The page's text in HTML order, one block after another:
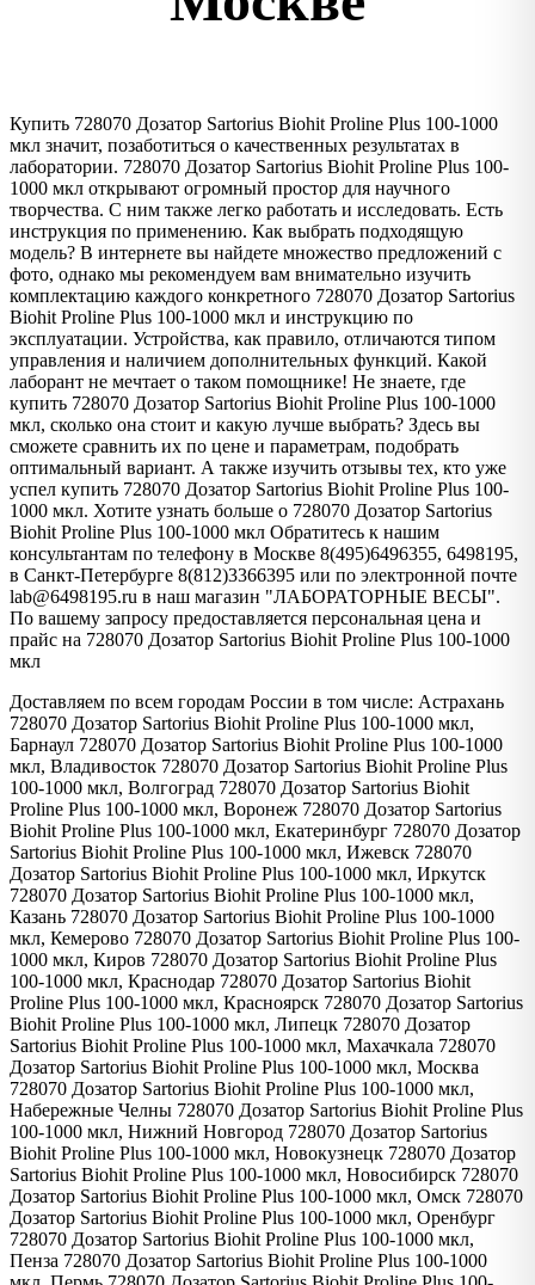
Купить 728070 Дозатор Sartorius Biohit Proline Plus 100-1000
мкл значит, позаботиться о качественных результатах в
лаборатории. 728070 Дозатор Sartorius Biohit Proline Plus 100-
1000 мкл открывают огромный простор для научного
творчества. С ним также легко работать и исследовать. Есть
инструкция по применению. Как выбрать подходящую
модель? В интернете вы найдете множество предложений с
фото, однако мы рекомендуем вам внимательно изучить
комплектацию каждого конкретного 728070 Дозатор Sartorius
Biohit Proline Plus 100-1000 мкл и инструкцию по
эксплуатации. Устройства, как правило, отличаются типом
управления и наличием дополнительных функций. Какой
лаборант не мечтает о таком помощнике! Не знаете, где
купить 728070 Дозатор Sartorius Biohit Proline Plus 100-1000
мкл, сколько она стоит и какую лучше выбрать? Здесь вы
сможете сравнить их по цене и параметрам, подобрать
оптимальный вариант. А также изучить отзывы тех, кто уже
успел купить 728070 Дозатор Sartorius Biohit Proline Plus 100-
1000 мкл. Хотите узнать больше о 728070 Дозатор Sartorius
Biohit Proline Plus 100-1000 мкл Обратитесь к нашим
консультантам по телефону в Москве 8(495)6496355, 6498195,
в Санкт-Петербурге 8(812)3366395 или по электронной почте
lab@6498195.ru в наш магазин "ЛАБОРАТОРНЫЕ ВЕСЫ".
По вашему запросу предоставляется персональная цена и
прайс на 728070 Дозатор Sartorius Biohit Proline Plus 100-1000
мкл
Доставляем по всем городам России в том числе: Астрахань
728070 Дозатор Sartorius Biohit Proline Plus 100-1000 мкл,
Барнаул 728070 Дозатор Sartorius Biohit Proline Plus 100-1000
мкл, Владивосток 728070 Дозатор Sartorius Biohit Proline Plus
100-1000 мкл, Волгоград 728070 Дозатор Sartorius Biohit
Proline Plus 100-1000 мкл, Воронеж 728070 Дозатор Sartorius
Biohit Proline Plus 100-1000 мкл, Екатеринбург 728070 Дозатор
Sartorius Biohit Proline Plus 100-1000 мкл, Ижевск 728070
Дозатор Sartorius Biohit Proline Plus 100-1000 мкл, Иркутск
728070 Дозатор Sartorius Biohit Proline Plus 100-1000 мкл,
Казань 728070 Дозатор Sartorius Biohit Proline Plus 100-1000
мкл, Кемерово 728070 Дозатор Sartorius Biohit Proline Plus 100-
1000 мкл, Киров 728070 Дозатор Sartorius Biohit Proline Plus
100-1000 мкл, Краснодар 728070 Дозатор Sartorius Biohit
Proline Plus 100-1000 мкл, Красноярск 728070 Дозатор Sartorius
Biohit Proline Plus 100-1000 мкл, Липецк 728070 Дозатор
Sartorius Biohit Proline Plus 100-1000 мкл, Махачкала 728070
Дозатор Sartorius Biohit Proline Plus 100-1000 мкл, Москва
728070 Дозатор Sartorius Biohit Proline Plus 100-1000 мкл,
Набережные Челны 728070 Дозатор Sartorius Biohit Proline Plus
100-1000 мкл, Нижний Новгород 728070 Дозатор Sartorius
Biohit Proline Plus 100-1000 мкл, Новокузнецк 728070 Дозатор
Sartorius Biohit Proline Plus 100-1000 мкл, Новосибирск 728070
Дозатор Sartorius Biohit Proline Plus 100-1000 мкл, Омск 728070
Дозатор Sartorius Biohit Proline Plus 100-1000 мкл, Оренбург
728070 Дозатор Sartorius Biohit Proline Plus 100-1000 мкл,
Пенза 728070 Дозатор Sartorius Biohit Proline Plus 100-1000